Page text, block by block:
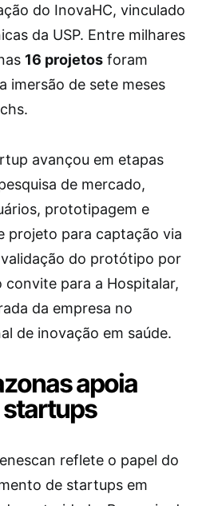
do InovaHC, vinculado
da USP. Entre milhares
16 projetos foram
imersão de sete meses
avançou em etapas
de mercado,
prototipagem e
projeto para captação via
validação do protótipo por
convite para a Hospitalar,
da empresa no
de inovação em saúde.
apoia
startups
reflete o papel do
de startups em